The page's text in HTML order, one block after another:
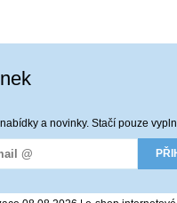
a novinky. Stačí pouze